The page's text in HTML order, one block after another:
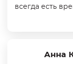
всегда есть
Анна